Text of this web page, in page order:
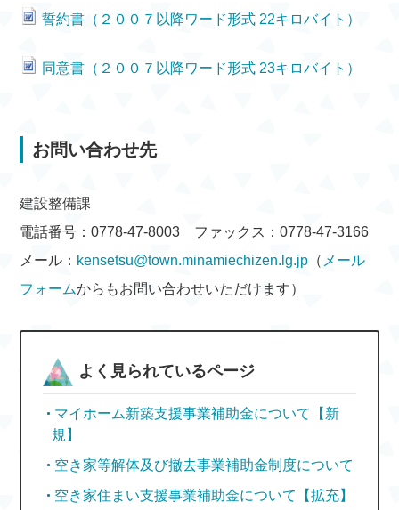
誓約書（２００７以降ワード形式 22キロバイト）
同意書（２００７以降ワード形式 23キロバイト）
お問い合わせ先
建設整備課
電話番号：0778-47-8003 ファックス：0778-47-3166
メール： kensetsu@town.minamiechizen.lg.jp （ メール
フォームからもお問い合わせいただけます）
よく見られているページ
マイホーム新築支援事業補助金について【新
規】
空き家等解体及び撤去事業補助金制度について
空き家住まい支援事業補助金について【拡充】